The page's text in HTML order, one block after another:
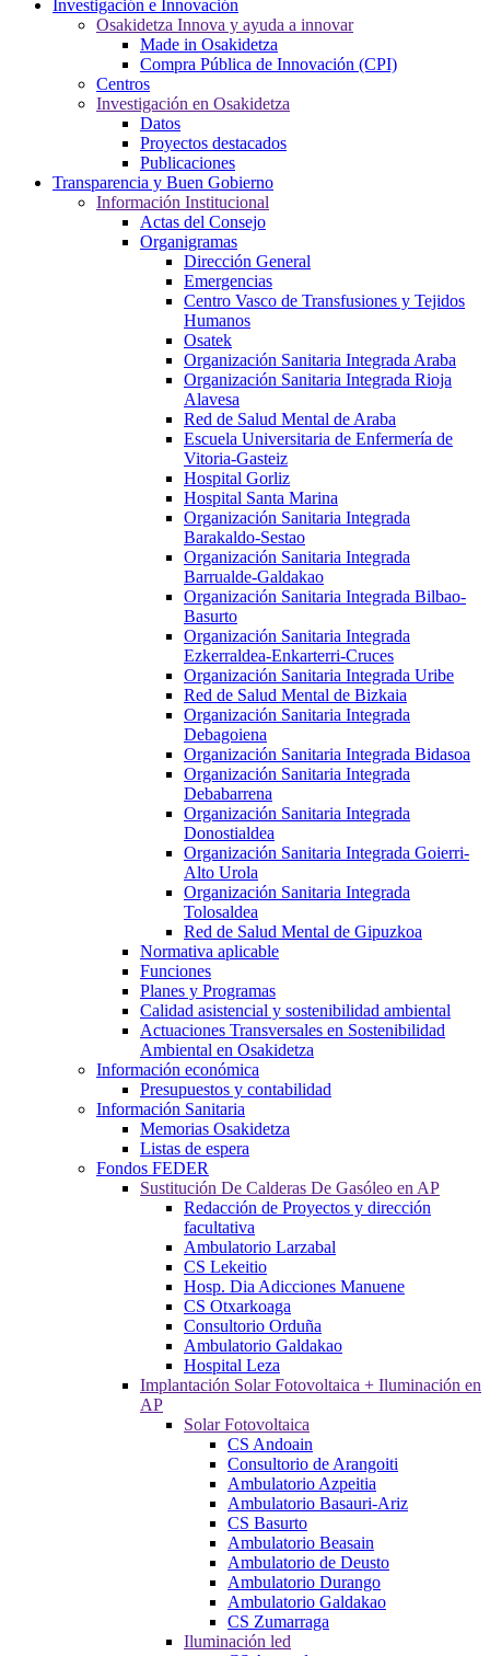
Investigación e Innovación
Osakidetza Innova y ayuda a innovar
Made in Osakidetza
Compra Pública de Innovación (CPI)
Centros
Investigación en Osakidetza
Datos
Proyectos destacados
Publicaciones
Transparencia y Buen Gobierno
Información Institucional
Actas del Consejo
Organigramas
Dirección General
Emergencias
Centro Vasco de Transfusiones y Tejidos
Humanos
Osatek
Organización Sanitaria Integrada Araba
Organización Sanitaria Integrada Rioja
Alavesa
Red de Salud Mental de Araba
Escuela Universitaria de Enfermería de
Vitoria-Gasteiz
Hospital Gorliz
Hospital Santa Marina
Organización Sanitaria Integrada
Barakaldo-Sestao
Organización Sanitaria Integrada
Barrualde-Galdakao
Organización Sanitaria Integrada Bilbao-
Basurto
Organización Sanitaria Integrada
Ezkerraldea-Enkarterri-Cruces
Organización Sanitaria Integrada Uribe
Red de Salud Mental de Bizkaia
Organización Sanitaria Integrada
Debagoiena
Organización Sanitaria Integrada Bidasoa
Organización Sanitaria Integrada
Debabarrena
Organización Sanitaria Integrada
Donostialdea
Organización Sanitaria Integrada Goierri-
Alto Urola
Organización Sanitaria Integrada
Tolosaldea
Red de Salud Mental de Gipuzkoa
Normativa aplicable
Funciones
Planes y Programas
Calidad asistencial y sostenibilidad ambiental
Actuaciones Transversales en Sostenibilidad
Ambiental en Osakidetza
Información económica
Presupuestos y contabilidad
Información Sanitaria
Memorias Osakidetza
Listas de espera
Fondos FEDER
Sustitución De Calderas De Gasóleo en AP
Redacción de Proyectos y dirección
facultativa
Ambulatorio Larzabal
CS Lekeitio
Hosp. Dia Adicciones Manuene
CS Otxarkoaga
Consultorio Orduña
Ambulatorio Galdakao
Hospital Leza
Implantación Solar Fotovoltaica + Iluminación en
AP
Solar Fotovoltaica
CS Andoain
Consultorio de Arangoiti
Ambulatorio Azpeitia
Ambulatorio Basauri-Ariz
CS Basurto
Ambulatorio Beasain
Ambulatorio de Deusto
Ambulatorio Durango
Ambulatorio Galdakao
CS Zumarraga
Iluminación led